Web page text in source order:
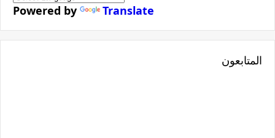
Powered by Translate
المتابعون